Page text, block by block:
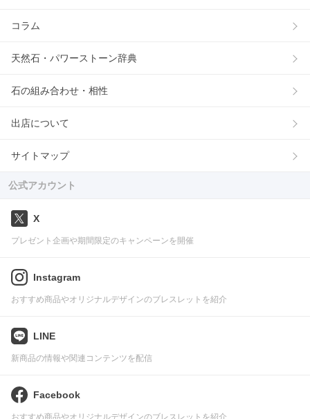
コラム
天然石・パワーストーン辞典
石の組み合わせ・相性
出店について
サイトマップ
公式アカウント
X
プレゼント企画や期間限定のキャンペーンを開催
Instagram
おすすめ商品やオリジナルデザインのブレスレットを紹介
LINE
新商品の情報や関連コンテンツを配信
Facebook